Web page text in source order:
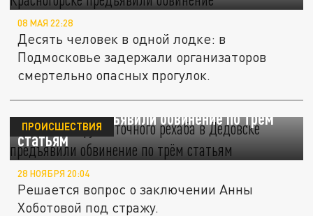
08 МАЯ 22:28
Десять человек в одной лодке: в
Подмосковье задержали организаторов
смертельно опасных прогулок.
Организатору "пыточного рехаба" в
Дедовске предъявили обвинение по трём
статьям
ПРОИСШЕСТВИЯ
28 НОЯБРЯ 20:04
Решается вопрос о заключении Анны
Хоботовой под стражу.